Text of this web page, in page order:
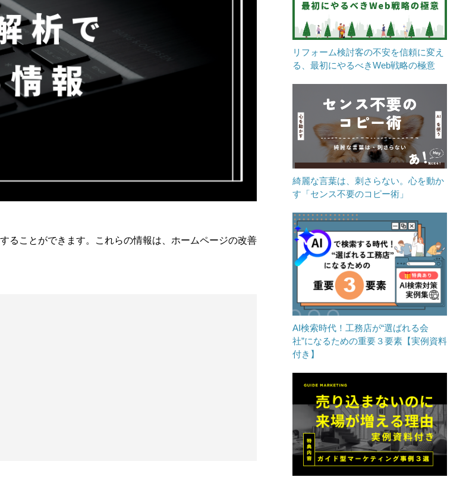
ることができます。これらの情報は、ホームページの改善
リフォーム検討客の不安を信頼に変え
る、最初にやるべきWeb戦略の極意
綺麗な言葉は、刺さらない。心を動か
す「センス不要のコピー術」
AI検索時代！工務店が“選ばれる会
社”になるための重要３要素【実例資料
付き】